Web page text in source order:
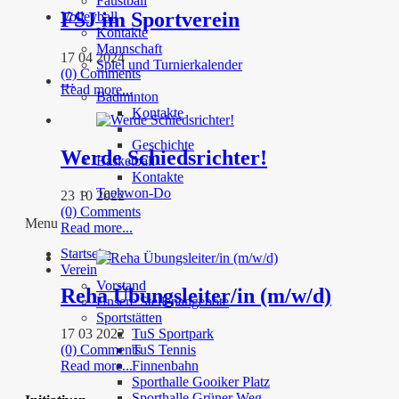
Volleyball
Kontakte
Mannschaft
Spiel und Turnierkalender
…
Badminton
Kontakte
Geschichte
Basketball
Kontakte
Taekwon-Do
Menu
Startseite
Verein
Vorstand
Unsere Stellenangebote
Sportstätten
TuS Sportpark
TuS Tennis
Finnenbahn
Sporthalle Gooiker Platz
FSJ im Sportverein
17 04 2024
(0) Comments
Read more...
Werde Schiedsrichter!
23 10 2022
(0) Comments
Read more...
Reha Übungsleiter/in (m/w/d)
17 03 2022
(0) Comments
Read more...